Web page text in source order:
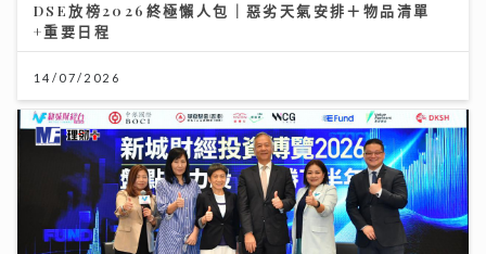
DSE放榜2026終極懶人包｜惡劣天氣安排＋物品清單
+重要日程
14/07/2026